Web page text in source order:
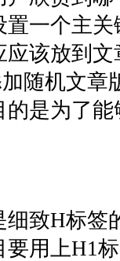
一个主
该放到
随机文章
是为了
致H标签
用上H1